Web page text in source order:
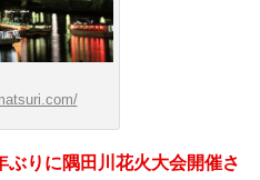
りに隅田川花火大会開催さ